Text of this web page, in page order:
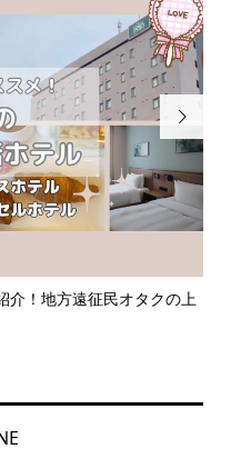
うちわが入る現場用トートバ
